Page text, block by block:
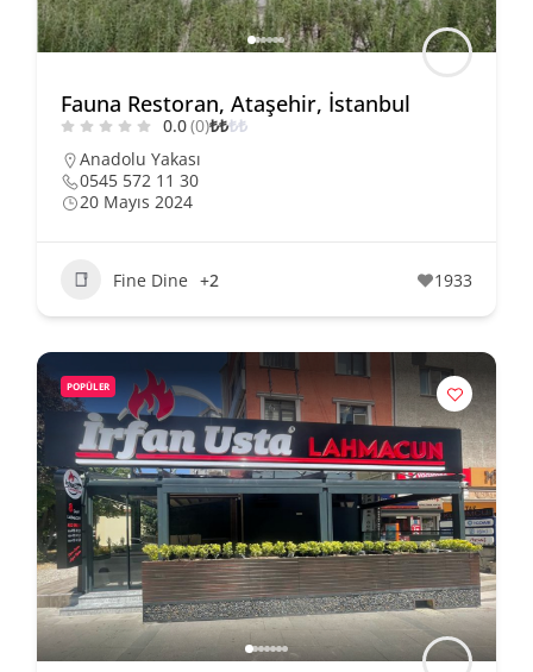
Fauna Restoran, Ataşehir, İstanbul
0.0(0)₺₺₺₺
Anadolu Yakası
0545 572 11 30
20 Mayıs 2024
Fine Dine +2 1933
POPÜLER